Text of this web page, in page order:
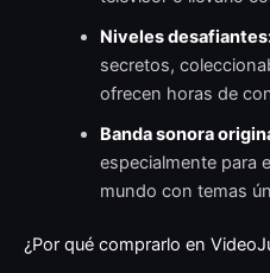
Niveles
secretos,
ofrecen horas de
Banda sonora
especialmente para
mundo con temas
¿Por qué comprarlo en